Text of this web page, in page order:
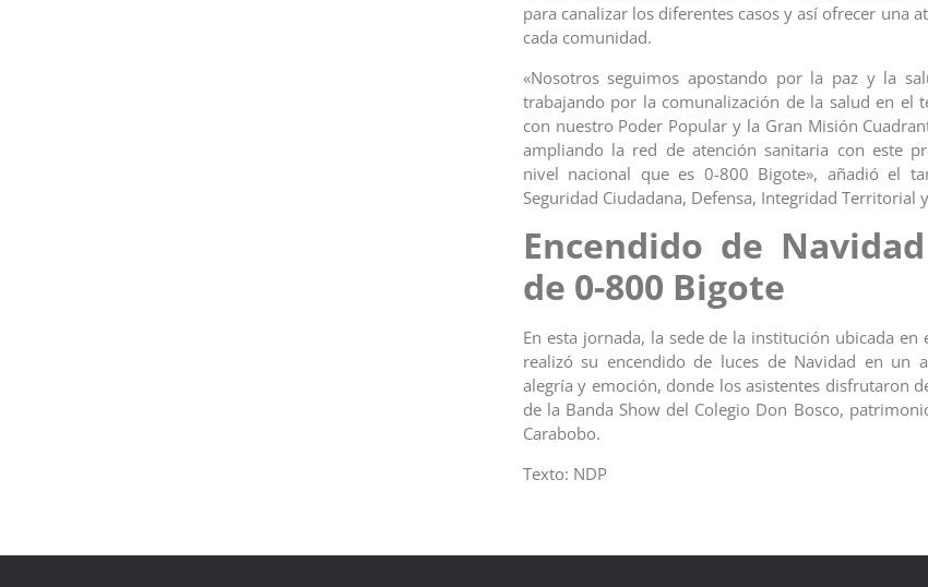
para canalizar los diferentes casos y así ofrecer una
cada comunidad.
«Nosotros seguimos apostando por la paz y la
trabajando por la comunalización de la salud en el
con nuestro Poder Popular y la Gran Misión
ampliando la red de atención sanitaria con este
nivel nacional que es 0-800 Bigote», añadió el
Seguridad Ciudadana, Defensa, Integridad Territorial
Encendido de
de 0-800 Bigote
En esta jornada, la sede de la institución ubicada en
realizó su encendido de luces de Navidad en un
alegría y emoción, donde los asistentes disfrutaron
de la Banda Show del Colegio Don Bosco,
Carabobo.
Texto: NDP